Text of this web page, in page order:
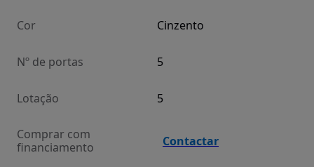
Cor Cinzento
Nº de portas 5
Lotação 5
Comprar com
financiamento
Contactar